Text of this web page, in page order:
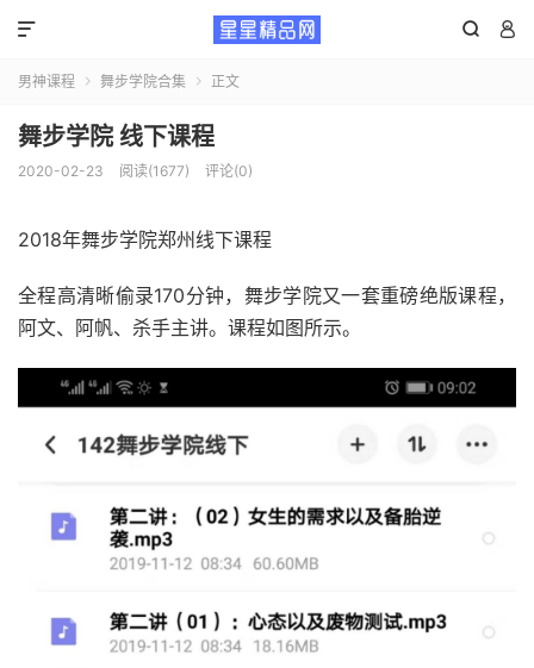
 

男神课程  舞步学院合集  正文
舞步学院 线下课程
2020-02-23 阅读(1677) 评论(0)
2018年舞步学院郑州线下课程
全程高清晰偷录170分钟，舞步学院又一套重磅绝版课程，
阿文、阿帆、杀手主讲。课程如图所示。